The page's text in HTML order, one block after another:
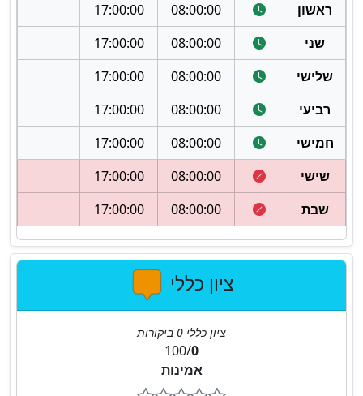
ראשון
08:00:00
17:00:00
שני
08:00:00
17:00:00
שלישי
08:00:00
17:00:00
רביעי
08:00:00
17:00:00
חמישי
08:00:00
17:00:00
שישי
08:00:00
17:00:00
שבת
08:00:00
17:00:00
ציון כללי
ציון כללי 0 ביקורות
0
/
100
אמינות